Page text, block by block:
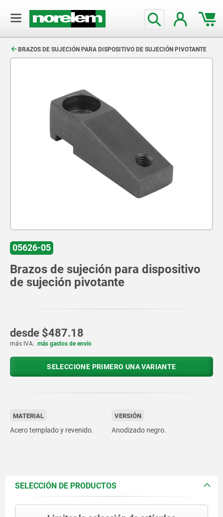
BRAZOS DE SUJECIÓN PARA DISPOSITIVO DE SUJECIÓN PIVOTANTE
05626-05
Brazos de sujeción para dispositivo
de sujeción pivotante
desde $487.18
más IVA. más gastos de envío
SELECCIONE PRIMERO UNA VARIANTE
MATERIAL
Acero templado y revenido.
VERSIÓN
Anodizado negro.
SELECCIÓN DE PRODUCTOS